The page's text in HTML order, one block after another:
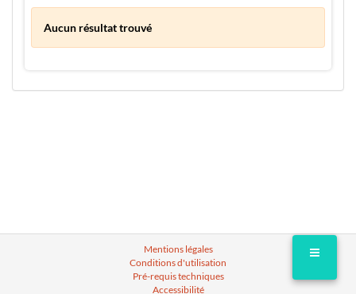
Aucun résultat trouvé
Mentions légales
Conditions d'utilisation
Pré-requis techniques
Accessibilité